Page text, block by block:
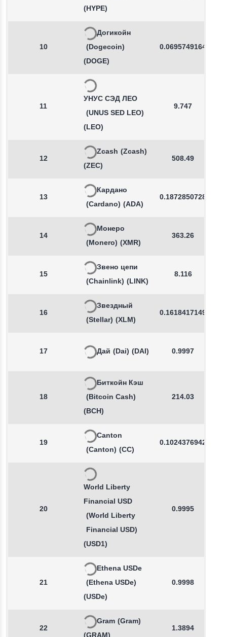
(HYPE)
10
Догикойн
(Dogecoin)
(DOGE)
0.0695749164
11
УНУС СЭД ЛЕО
(UNUS SED LEO)
(LEO)
9.747
12
Zcash (Zcash)
(ZEC)
508.49
13
Кардано
(Cardano) (ADA)
0.1872850728
14
Монеро
(Monero) (XMR)
363.26
15
Звено цепи
(Chainlink) (LINK)
8.116
16
Звездный
(Stellar) (XLM)
0.1618417149
17 Дай (Dai) (DAI) 0.9997
18
Биткойн Кэш
(Bitcoin Cash)
(BCH)
214.03
19
Canton
(Canton) (CC)
0.1024376942
20
World Liberty
Financial USD
(World Liberty
Financial USD)
(USD1)
0.9995
21
Ethena USDe
(Ethena USDe)
(USDe)
0.9998
22
Gram (Gram)
1.3894